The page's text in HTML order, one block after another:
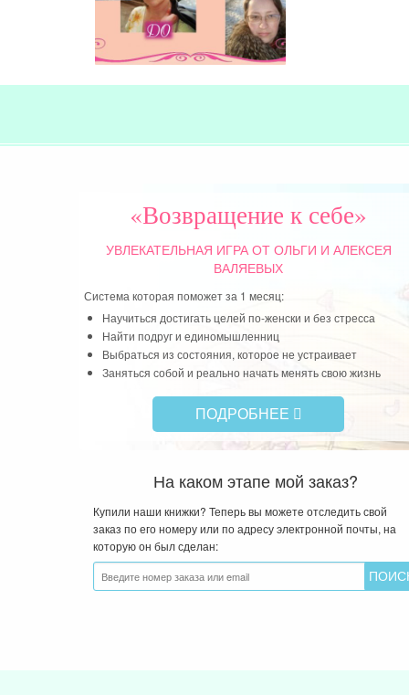
«Возвращение к себе»
УВЛЕКАТЕЛЬНАЯ ИГРАОТ ОЛЬГИ И АЛЕКСЕЯ
ВАЛЯЕВЫХ
Система которая поможет за 1 месяц:
Научиться достигать целей по-женски и без стресса
Найти подруг и единомышленниц
Выбраться из состояния, которое не устраивает
Заняться собой и реально начать менять свою жизнь
ПОДРОБНЕЕ
На каком этапе мой заказ?
Купили наши книжки? Теперь вы можете отследить свой
заказ по его номеру или по адресу электронной почты, на
которую он был сделан: